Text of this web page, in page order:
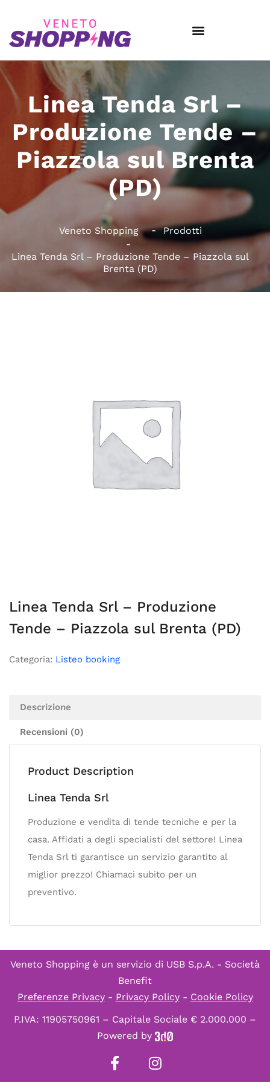
Linea Tenda Srl –
Produzione Tende –
Piazzola sul Brenta
(PD)
Veneto Shopping Prodotti
Linea Tenda Srl – Produzione Tende – Piazzola sul
Brenta (PD)
Linea Tenda Srl – Produzione
Tende – Piazzola sul Brenta (PD)
Categoria: Listeo booking
Descrizione
Recensioni (0)
Product Description
Linea Tenda Srl
Produzione e vendita di tende tecniche e per la
casa. Affidati a degli specialisti del settore! Linea
Tenda Srl ti garantisce un servizio garantito al
miglior prezzo! Chiamaci subito per un
preventivo.
Veneto Shopping è un servizio di USB S.p.A. - Società
Benefit
Preferenze Privacy- Privacy Policy- Cookie Policy
P.IVA: 11905750961 – Capitale Sociale € 2.000.000 –
Powered by